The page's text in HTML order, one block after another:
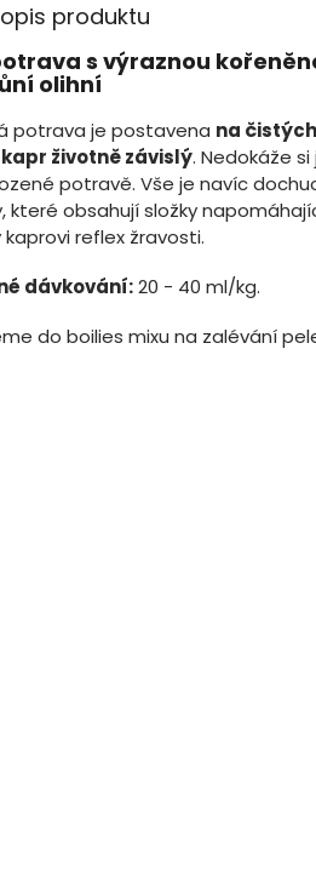
produktu
s výraznou
olihní
potrava je postavena na
životně závislý. Nedokáže
potravě. Vše je navíc
které obsahují složky
reflex žravosti.
dávkování:20 - 40 ml/kg.
do boilies mixu na zalévání